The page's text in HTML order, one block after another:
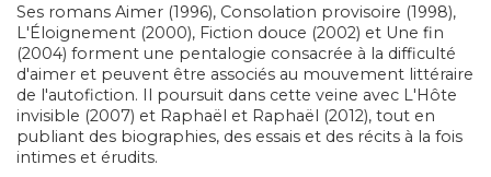
Ses romans Aimer (1996), Consolation provisoire (1998),
L'Éloignement (2000), Fiction douce (2002) et Une fin
(2004) forment une pentalogie consacrée à la difficulté
d'aimer et peuvent être associés au mouvement littéraire
de l'autofiction. Il poursuit dans cette veine avec L'Hôte
invisible (2007) et Raphaël et Raphaël (2012), tout en
publiant des biographies, des essais et des récits à la fois
intimes et érudits.